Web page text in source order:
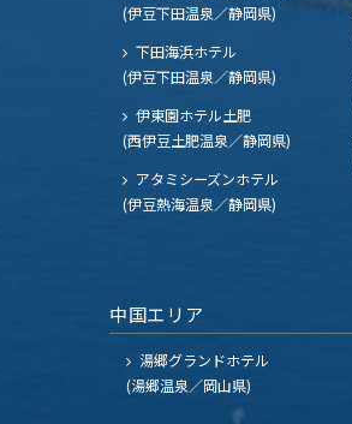
(伊豆下田温泉／静岡県)
下田海浜ホテル
(伊豆下田温泉／静岡県)
伊東園ホテル土肥
(西伊豆土肥温泉／静岡県)
アタミシーズンホテル
(伊豆熱海温泉／静岡県)
中国エリア
湯郷グランドホテル
(湯郷温泉／岡山県)